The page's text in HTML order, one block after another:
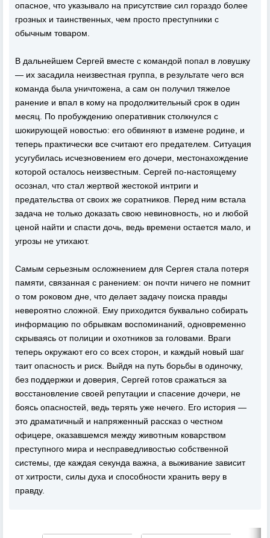
опасное, что указывало на присутствие сил гораздо более
грозных и таинственных, чем просто преступники с
обычным товаром.
В дальнейшем Сергей вместе с командой попал в ловушку
— их засадила неизвестная группа, в результате чего вся
команда была уничтожена, а сам он получил тяжелое
ранение и впал в кому на продолжительный срок в один
месяц. По пробуждению оперативник столкнулся с
шокирующей новостью: его обвиняют в измене родине, и
теперь практически все считают его предателем. Ситуация
усугубилась исчезновением его дочери, местонахождение
которой осталось неизвестным. Сергей по-настоящему
осознал, что стал жертвой жестокой интриги и
предательства от своих же соратников. Перед ним встала
задача не только доказать свою невиновность, но и любой
ценой найти и спасти дочь, ведь времени остается мало, и
угрозы не утихают.
Самым серьезным осложнением для Сергея стала потеря
памяти, связанная с ранением: он почти ничего не помнит
о том роковом дне, что делает задачу поиска правды
невероятно сложной. Ему приходится буквально собирать
информацию по обрывкам воспоминаний, одновременно
скрываясь от полиции и охотников за головами. Враги
теперь окружают его со всех сторон, и каждый новый шаг
таит опасность и риск. Выйдя на путь борьбы в одиночку,
без поддержки и доверия, Сергей готов сражаться за
восстановление своей репутации и спасение дочери, не
боясь опасностей, ведь терять уже нечего. Его история —
это драматичный и напряженный рассказ о честном
офицере, оказавшемся между животным коварством
преступного мира и несправедливостью собственной
системы, где каждая секунда важна, а выживание зависит
от хитрости, силы духа и способности хранить веру в
правду.